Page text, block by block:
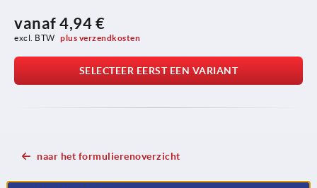
vanaf 4,94 €
excl. BTW plus verzendkosten
SELECTEER EERST EEN VARIANT
naar het formulierenoverzicht